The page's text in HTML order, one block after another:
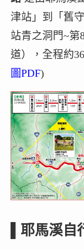
津站」到「舊
站青之洞門~第
道），全程約
圖PDF)
▌耶馬溪